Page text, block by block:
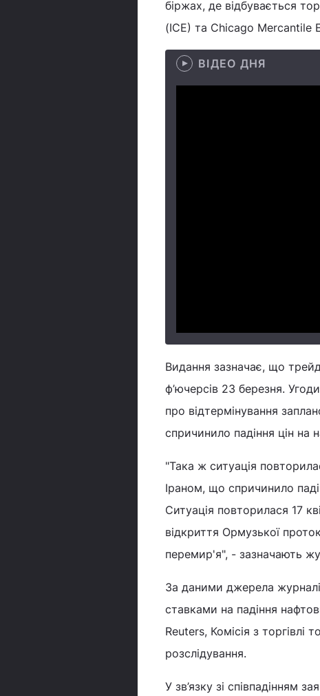
біржах, де відбувається
(ICE) та Chicago Mercantile
ВІДЕО ДНЯ
Видання зазначає, що
ф’ючерсів 23 березня.
про відтермінування
спричинило падіння цін на
"Така ж ситуація
Іраном, що спричинило
Ситуація повторилася 17
відкриття Ормузької
перемир'я", - зазначають
За даними джерела
ставками на падіння
Reuters, Комісія з
розслідування.
У зв’язку зі співпадінням